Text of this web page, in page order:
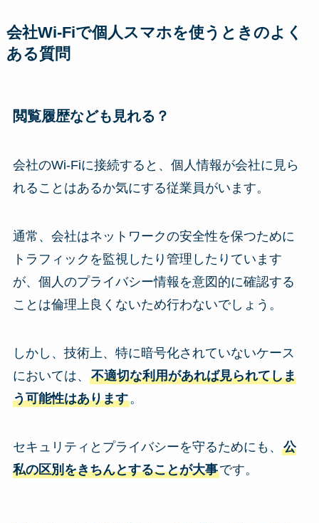
会社Wi-Fiで個人スマホを使うときのよく
ある質問
閲覧履歴なども見れる？
会社のWi-Fiに接続すると、個人情報が会社に見ら
れることはあるか気にする従業員がいます。
通常、会社はネットワークの安全性を保つために
トラフィックを監視したり管理したりています
が、個人のプライバシー情報を意図的に確認する
ことは倫理上良くないため行わないでしょう。
しかし、技術上、特に暗号化されていないケース
においては、 不適切な利用があれば見られてしま
う可能性はあります。
セキュリティとプライバシーを守るためにも、 公
私の区別をきちんとすることが大事です。